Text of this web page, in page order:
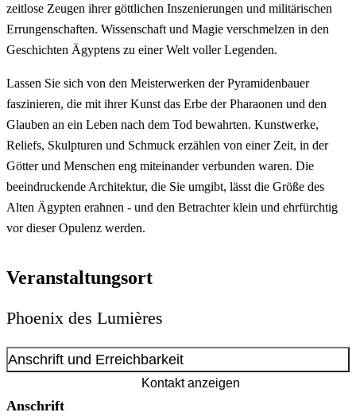
zeitlose Zeugen ihrer göttlichen Inszenierungen und militärischen
Errungenschaften. Wissenschaft und Magie verschmelzen in den
Geschichten Ägyptens zu einer Welt voller Legenden.
Lassen Sie sich von den Meisterwerken der Pyramidenbauer
faszinieren, die mit ihrer Kunst das Erbe der Pharaonen und den
Glauben an ein Leben nach dem Tod bewahrten. Kunstwerke,
Reliefs, Skulpturen und Schmuck erzählen von einer Zeit, in der
Götter und Menschen eng miteinander verbunden waren. Die
beeindruckende Architektur, die Sie umgibt, lässt die Größe des
Alten Ägypten erahnen - und den Betrachter klein und ehrfürchtig
vor dieser Opulenz werden.
Veranstaltungsort
Phoenix des Lumières
Anschrift und Erreichbarkeit
Kontakt anzeigen
Anschrift